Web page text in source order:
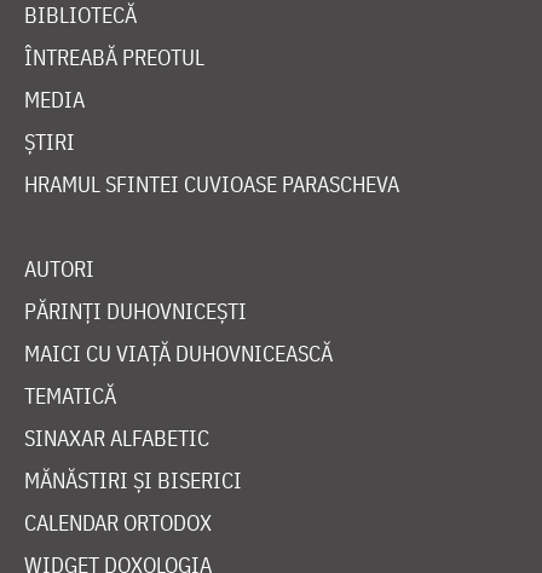
BIBLIOTECĂ
ÎNTREABĂ PREOTUL
MEDIA
ȘTIRI
HRAMUL SFINTEI CUVIOASE PARASCHEVA
AUTORI
PĂRINȚI DUHOVNICEȘTI
MAICI CU VIAȚĂ DUHOVNICEASCĂ
TEMATICĂ
SINAXAR ALFABETIC
MĂNĂSTIRI ȘI BISERICI
CALENDAR ORTODOX
WIDGET DOXOLOGIA